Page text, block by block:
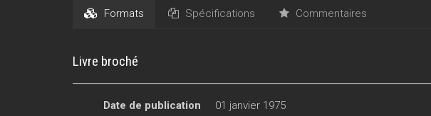
Formats Spécifications Commentaires
Livre broché
Date de publication
01 janvier 1975